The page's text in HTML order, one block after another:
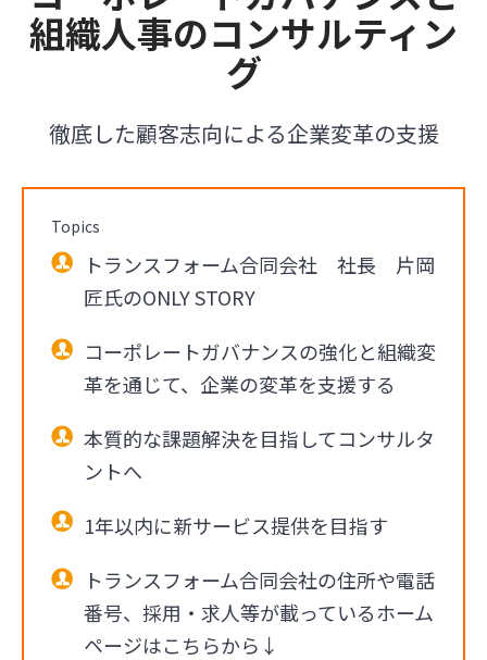
組織人事のコンサルティン
グ
徹底した顧客志向による企業変革の支援
Topics
トランスフォーム合同会社 社長 片岡
匠氏のONLY STORY
コーポレートガバナンスの強化と組織変
革を通じて、企業の変革を支援する
本質的な課題解決を目指してコンサルタ
ントへ
1年以内に新サービス提供を目指す
トランスフォーム合同会社の住所や電話
番号、採用・求人等が載っているホーム
ページはこちらから↓